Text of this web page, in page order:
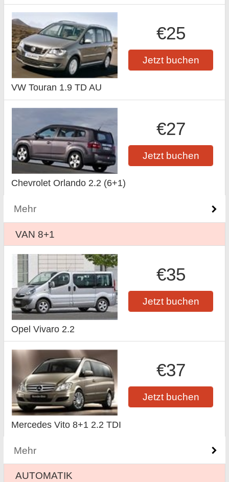
€25
Jetzt buchen
VW Touran 1.9 TD AU
€27
Jetzt buchen
Chevrolet Orlando 2.2 (6+1)
Mehr
VAN 8+1
€35
Jetzt buchen
Opel Vivaro 2.2
€37
Jetzt buchen
Mercedes Vito 8+1 2.2 TDI
Mehr
AUTOMATIK